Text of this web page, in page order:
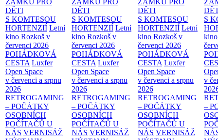
DĚTI
S KOMTESOU
HORTENZIÍ Letní
kino Rozkoš v
červenci 2026
POHÁDKOVÁ
CESTA Luxfer
Open Space
v červenci a srpnu
2026
RETROGAMING
– POČÁTKY
OSOBNÍCH
POČÍTAČŮ U
NÁS VERNISÁŽ
DĚTI
S KOMTESOU
HORTENZIÍ Letní
kino Rozkoš v
červenci 2026
POHÁDKOVÁ
CESTA Luxfer
Open Space
v červenci a srpnu
2026
RETROGAMING
– POČÁTKY
OSOBNÍCH
POČÍTAČŮ U
NÁS VERNISÁŽ
DĚTI
S KOMTESOU
HORTENZIÍ Letní
kino Rozkoš v
červenci 2026
POHÁDKOVÁ
CESTA Luxfer
Open Space
v červenci a srpnu
2026
RETROGAMING
– POČÁTKY
OSOBNÍCH
POČÍTAČŮ U
NÁS VERNISÁŽ
S
v
–